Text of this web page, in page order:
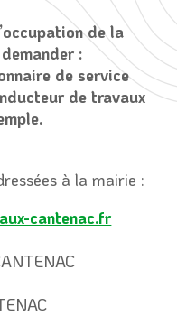
de la
:
de service
de travaux
à la mairie :
cantenac.fr